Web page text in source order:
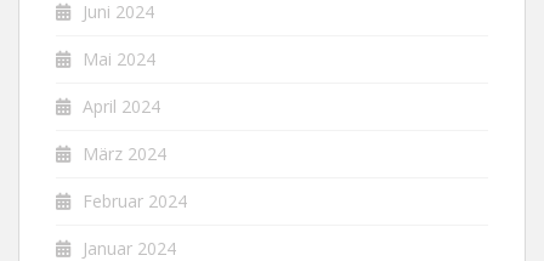
Juni 2024
Mai 2024
April 2024
März 2024
Februar 2024
Januar 2024